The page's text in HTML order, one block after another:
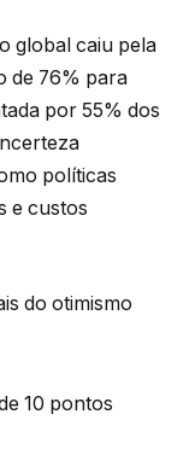
global caiu pela
de 76% para
por 55% dos
políticas
e custos
do otimismo
10 pontos